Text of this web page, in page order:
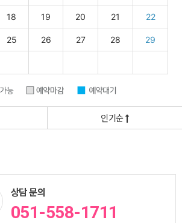
인기순
상담 문의
051-558-1711